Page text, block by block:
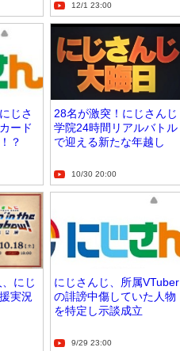
12/1 23:00
じさ
ード
？
28名が激突！にじさんじ
学院24時間リアルバトル
で迎える新たな年越し
10/30 20:00
にじ
実況
にじさんじ、所属VTuber
の誹謗中傷していた人物
を特定し示談成立
9/29 23:00